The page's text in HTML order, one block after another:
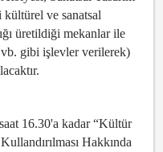
ve sanatsal
üretildiği mekanlar ile
gibi işlevler verilerek)
16.30'a kadar “Kültür
Hakkında